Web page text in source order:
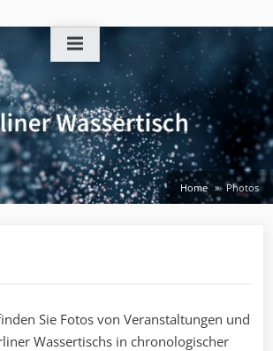
Home Photos
Sie Fotos von Veranstaltungen und
Wassertischs in chronologischer